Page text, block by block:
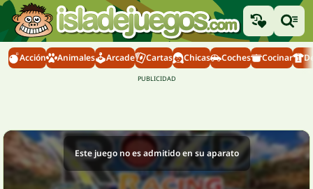
Acción Animales Arcade Cartas Chicas Coches Cocinar
Este juego no es admitido en su aparato